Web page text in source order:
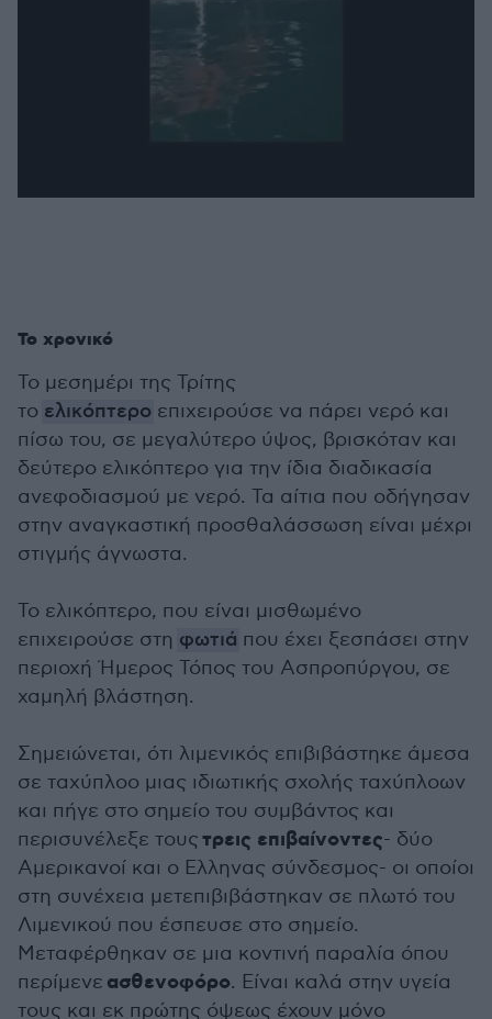
Το χρονικό
Το μεσημέρι της Τρίτης
το ελικόπτερο επιχειρούσε να πάρει νερό και
πίσω του, σε μεγαλύτερο ύψος, βρισκόταν και
δεύτερο ελικόπτερο για την ίδια διαδικασία
ανεφοδιασμού με νερό. Τα αίτια που οδήγησαν
στην αναγκαστική προσθαλάσσωση είναι μέχρι
στιγμής άγνωστα.
Το ελικόπτερο, που είναι μισθωμένο
επιχειρούσε στη φωτιά που έχει ξεσπάσει στην
περιοχή Ήμερος Τόπος του Ασπροπύργου, σε
χαμηλή βλάστηση.
Σημειώνεται, ότι λιμενικός επιβιβάστηκε άμεσα
σε ταχύπλοο μιας ιδιωτικής σχολής ταχύπλοων
και πήγε στο σημείο του συμβάντος και
περισυνέλεξε τουςτρεις επιβαίνοντες- δύο
Αμερικανοί και ο Ελληνας σύνδεσμος- οι οποίοι
στη συνέχεια μετεπιβιβάστηκαν σε πλωτό του
Λιμενικού που έσπευσε στο σημείο.
Μεταφέρθηκαν σε μια κοντινή παραλία όπου
περίμενε ασθενοφόρο. Είναι καλά στην υγεία
τους και εκ πρώτης όψεως έχουν μόνο